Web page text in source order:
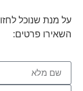
על מנת שנוכל
השאירו פרטים: